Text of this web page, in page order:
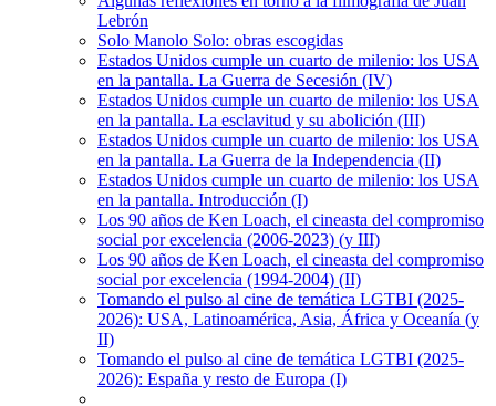
Lebrón
Solo Manolo Solo: obras escogidas
Estados Unidos cumple un cuarto de milenio: los USA
en la pantalla. La Guerra de Secesión (IV)
Estados Unidos cumple un cuarto de milenio: los USA
en la pantalla. La esclavitud y su abolición (III)
Estados Unidos cumple un cuarto de milenio: los USA
en la pantalla. La Guerra de la Independencia (II)
Estados Unidos cumple un cuarto de milenio: los USA
en la pantalla. Introducción (I)
Los 90 años de Ken Loach, el cineasta del compromiso
social por excelencia (2006-2023) (y III)
Los 90 años de Ken Loach, el cineasta del compromiso
social por excelencia (1994-2004) (II)
Tomando el pulso al cine de temática LGTBI (2025-
2026): USA, Latinoamérica, Asia, África y Oceanía (y
II)
Tomando el pulso al cine de temática LGTBI (2025-
2026): España y resto de Europa (I)